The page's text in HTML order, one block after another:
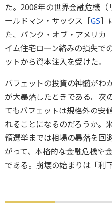
た。2008年の世界金融危機
ールドマン・サックス［GS］
た、バンク・オブ・アメリカ
イム住宅ローン絡みの損失で
ットから資本注入を受けた。
バフェットの投資の神髄がわ
が大暴落したときである。次
てもバフェットは規格外の安
れることになるのだろうか。
領選挙までは相場の暴落を回
がって、本格的な金融危機や
である。崩壊の始まりは「利